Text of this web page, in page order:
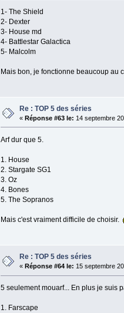
1- The Shield
2- Dexter
3- House md
4- Battlestar Galactica
5- Malcolm
Mais bon, je fonctionne beaucoup au
Re : TOP 5 des séries
«Réponse #63 le: 14 septembre
Arf dur que 5.
1. House
2. Stargate SG1
3. Oz
4. Bones
5. The Sopranos
Mais c'est vraiment difficile de choisir.
Re : TOP 5 des séries
«Réponse #64 le: 15 septembre
5 seulement mouarf... En plus je suis
1. Farscape